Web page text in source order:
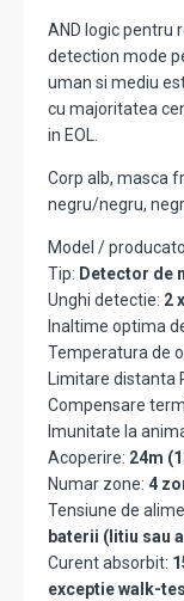
AND logic pentru
detection mode
uman si mediu
cu majoritatea
in EOL.
Corp alb, masca
negru/negru,
Model /
Tip: Detector de
Unghi detectie: 2
Inaltime optima
Temperatura de
Limitare distanta
Compensare
Imunitate la
Acoperire: 24m
Numar zone: 4
Tensiune de
baterii (litiu sau
Curent absorbit:
exceptie walk-